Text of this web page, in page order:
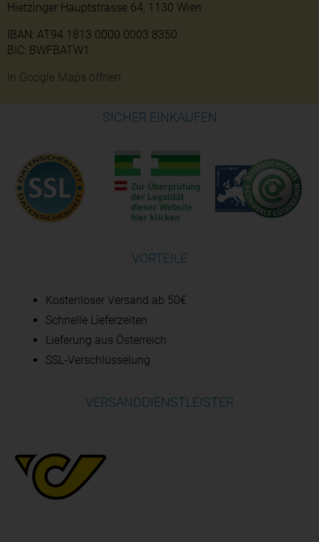
Hietzinger Hauptstrasse 64, 1130 Wien
IBAN: AT94 1813 0000 0003 8350
BIC: BWFBATW1
In Google Maps öffnen
SICHER EINKAUFEN
VORTEILE
Kostenloser Versand ab 50€
Schnelle Lieferzeiten
Lieferung aus Österreich
SSL-Verschlüsselung
VERSANDDIENSTLEISTER